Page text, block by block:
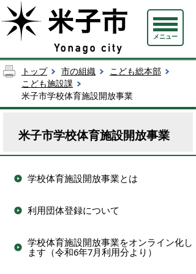
メニュー
トップ 市の組織
こども総本部
こども施設課
米子市学校体育施設開放事業
米子市学校体育施設開放事業
学校体育施設開放事業とは
利用団体登録について
学校体育施設開放事業をオンライン化し
ます（令和6年7月利用分より）